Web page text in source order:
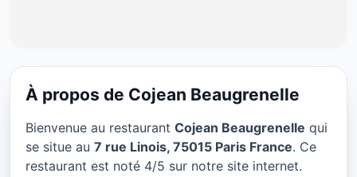
Cojean Beaugrenelle à
Paris
À propos de Cojean Beaugrenelle
Bienvenue au restaurant Cojean Beaugrenelle qui
se situe au 7 rue Linois, 75015 Paris France. Ce
restaurant est noté 4/5 sur notre site internet.